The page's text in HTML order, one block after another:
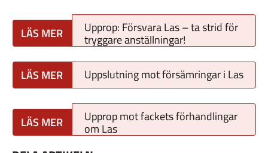
Upprop: Försvara Las – ta strid för
tryggare anställningar!
Uppslutning mot försämringar i Las
Upprop mot fackets förhandlingar
om Las